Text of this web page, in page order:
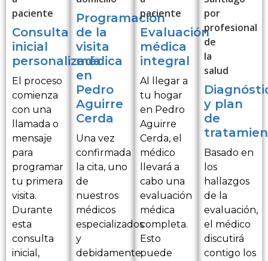
Consulta
inicial
personalizada
El proceso
comienza
con una
llamada o
mensaje
para
programar
tu primera
visita.
Durante
esta
consulta
inicial,
Programación
de la
visita
médica
en
Pedro
Aguirre
Cerda
Una vez
confirmada
la cita, uno
de
nuestros
médicos
especializados
y
debidamente
Evaluación
médica
integral
Al llegar a
tu hogar
en Pedro
Aguirre
Cerda, el
médico
llevará a
cabo una
evaluación
médica
completa.
Esto
puede
y plan
de
Basado en
los
hallazgos
de la
evaluación,
el médico
discutirá
contigo los